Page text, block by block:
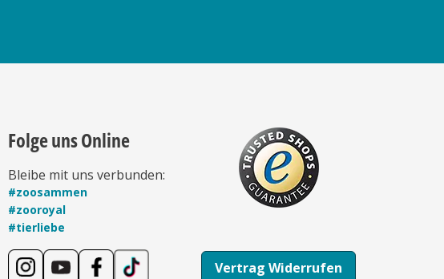
Folge uns Online
Bleibe mit uns verbunden:
#zoosammen
#zooroyal
#tierliebe
Vertrag Widerrufen